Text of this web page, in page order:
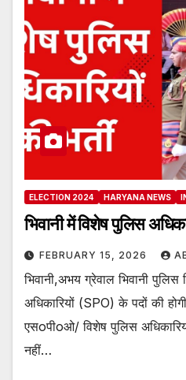
ELECTION 2024 HARYANA NEWS
भिवानी में विशेष पुलिस
FEBRUARY 15, 2026
भिवानी,अभय ग्रेवाल भिवानी
अधिकारियों (SPO) के पदों की
एसoपीoओ/ विशेष पुलिस
नहीं…